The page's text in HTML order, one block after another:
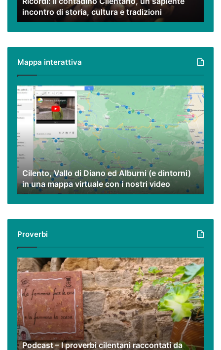
cultura
e
tradizioni
incontro di storia, cultura e tradizioni
Mappa interattiva
Cilento,
Vallo
di
Diano
ed
Alburni
(e
dintorni)
una
mappa
virtuale
nostri
video
Cilento, Vallo di Diano ed Alburni (e dintorni)
in una mappa virtuale con i nostri video
Proverbi
Podcast
–
I
proverbi
cilentani
raccontati
da
Guido
Santangelo
Podcast – I proverbi cilentani raccontati da